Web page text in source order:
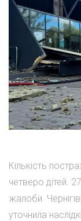
Кількість
четверо дітей.
жалоби.
уточнила